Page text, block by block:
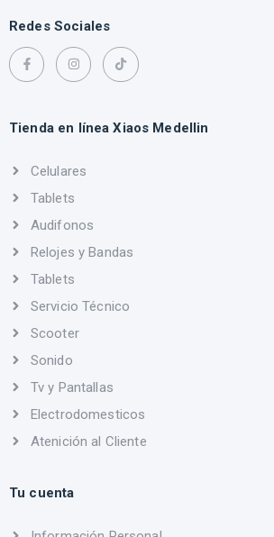
Redes Sociales
Tienda en línea Xiaos Medellin
Celulares
Tablets
Audifonos
Relojes y Bandas
Tablets
Servicio Técnico
Scooter
Sonido
Tv y Pantallas
Electrodomesticos
Atenición al Cliente
Tu cuenta